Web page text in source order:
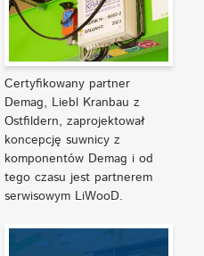
Certyfikowany partner
Demag, Liebl Kranbau z
Ostfildern, zaprojektował
koncepcję suwnicy z
komponentów Demag i od
tego czasu jest partnerem
serwisowym LiWooD.